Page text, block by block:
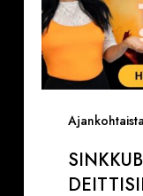
Ajankohtaista